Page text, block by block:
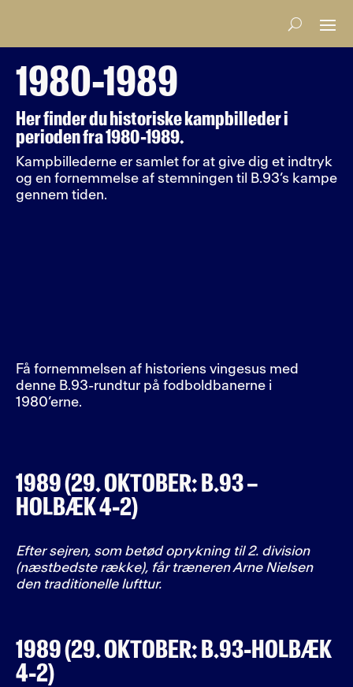
1980-1989
Her finder du historiske kampbilleder i
perioden fra 1980-1989.
Kampbillederne er samlet for at give dig et indtryk
og en fornemmelse af stemningen til B.93’s kampe
gennem tiden.
Få fornemmelsen af historiens vingesus med
denne B.93-rundtur på fodboldbanerne i
1980’erne.
1989 (29. OKTOBER: B.93 –
HOLBÆK 4-2)
Efter sejren, som betød oprykning til 2. division
(næstbedste række), får træneren Arne Nielsen
den traditionelle lufttur.
1989 (29. OKTOBER: B.93-HOLBÆK
4-2)